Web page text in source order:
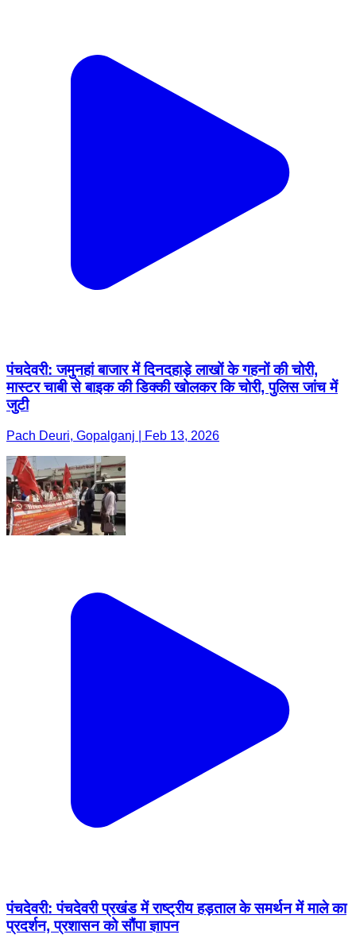
पंचदेवरी: जमुनहां बाजार में दिनदहाड़े लाखों के गहनों की चोरी,
मास्टर चाबी से बाइक की डिक्की खोलकर कि चोरी, पुलिस जांच में
जुटी
Pach Deuri, Gopalganj | Feb 13, 2026
पंचदेवरी: पंचदेवरी प्रखंड में राष्ट्रीय हड़ताल के समर्थन में माले का
प्रदर्शन, प्रशासन को सौंपा ज्ञापन